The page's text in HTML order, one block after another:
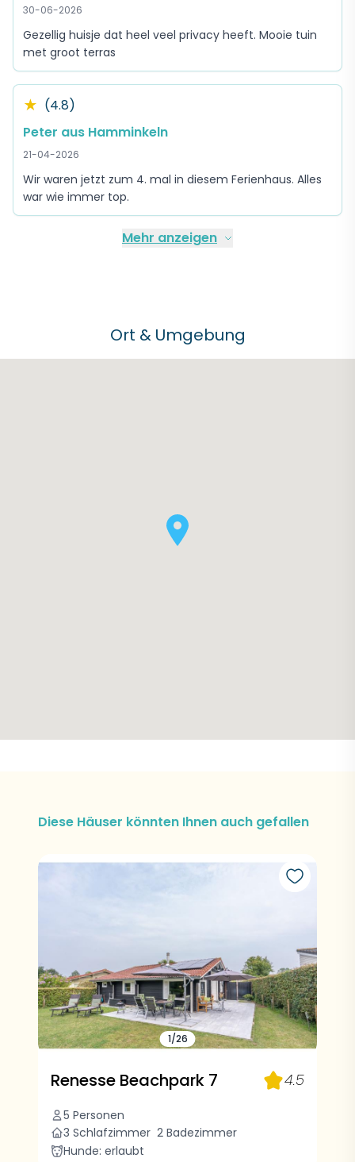
30-06-2026
Gezellig huisje dat heel veel privacy heeft. Mooie tuin
met groot terras
★ (4.8)
Peter aus Hamminkeln
21-04-2026
Wir waren jetzt zum 4. mal in diesem Ferienhaus. Alles
war wie immer top.
Mehr anzeigen
Ort & Umgebung
Diese Häuser könnten Ihnen auch gefallen
1/26
Renesse Beachpark 7
5 Personen
3 Schlafzimmer 2 Badezimmer
Hunde: erlaubt
4.5